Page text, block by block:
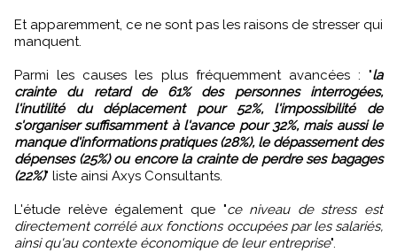
Et apparemment, ce ne sont pas les raisons de stresser qui
manquent.
Parmi les causes les plus fréquemment avancées : "la
crainte du retard de 61% des personnes interrogées,
l'inutilité du déplacement pour 52%, l'impossibilité de
s'organiser suffisamment à l'avance pour 32%, mais aussi le
manque d'informations pratiques (28%), le dépassement des
dépenses (25%) ou encore la crainte de perdre ses bagages
(22%)" liste ainsi Axys Consultants.
L'étude relève également que "ce niveau de stress est
directement corrélé aux fonctions occupées par les salariés,
ainsi qu'au contexte économique de leur entreprise".